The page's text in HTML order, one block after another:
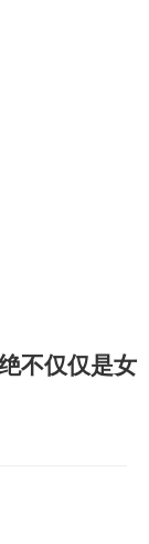
不仅仅是女